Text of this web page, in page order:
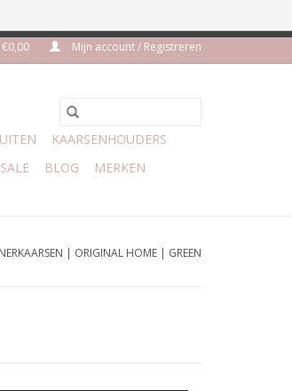
Mijn account / Registreren
KAARSENHOUDERS
SALE BLOG MERKEN
| ORIGINAL HOME | GREEN